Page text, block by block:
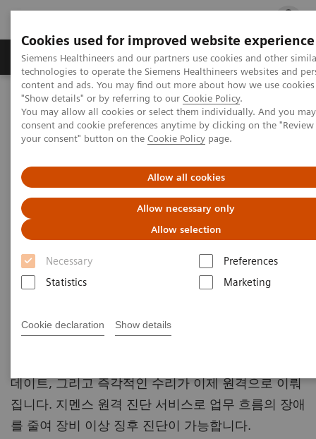
Cookies used for improved website experience
Siemens Healthineers and our partners use cookies and other
technologies to operate the Siemens Healthineers websites and
content and ads. You may find out more about how we use
"Show details" or by referring to our Cookie Policy.
You may allow all cookies or select them individually. And you
consent and cookie preferences anytime by clicking on the "Review
your consent" button on the Cookie Policy page.
Allow all cookies
Allow necessary only
Allow selection
Necessary
Preferences
Statistics
Marketing
Cookie declaration Show details
지멘스 헬시니어스(주) 채용 주요 제품
지멘스 헬시니어스(주)
Services
Imaging & Therapy Services
Customer Services
Siemens Remote Service
Siemens Remote Service
지멘스 원격 진단 서비스로 실현되는 다수의 혜
택
지멘스 원격 진단 서비스를 통해 효율적이고 포괄적
인 서비스들을 제공받으실 수 있습니다. 이전에는 현
데이트, 그리고 즉각적인 수리가 이제 원격으로 이뤄
집니다. 지멘스 원격 진단 서비스로 업무 흐름의 장애
를 줄여 장비 이상 징후 진단이 가능합니다.